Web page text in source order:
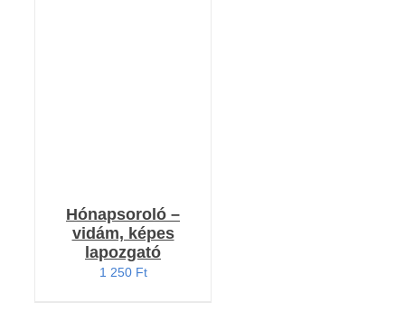
Hónapsoroló –
vidám, képes
lapozgató
1 250 Ft